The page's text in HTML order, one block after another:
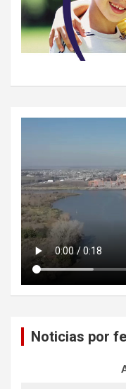
Noticias por